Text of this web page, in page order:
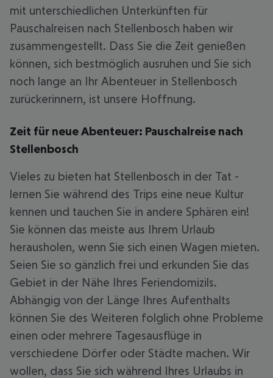
mit unterschiedlichen Unterkünften für
Pauschalreisen nach Stellenbosch haben wir
zusammengestellt. Dass Sie die Zeit genießen
können, sich bestmöglich ausruhen und Sie sich
noch lange an Ihr Abenteuer in Stellenbosch
zurückerinnern, ist unsere Hoffnung.
Zeit für neue Abenteuer: Pauschalreise nach
Stellenbosch
Vieles zu bieten hat Stellenbosch in der Tat -
lernen Sie während des Trips eine neue Kultur
kennen und tauchen Sie in andere Sphären ein!
Sie können das meiste aus Ihrem Urlaub
herausholen, wenn Sie sich einen Wagen mieten.
Seien Sie so gänzlich frei und erkunden Sie das
Gebiet in der Nähe Ihres Feriendomizils.
Abhängig von der Länge Ihres Aufenthalts
können Sie des Weiteren folglich ohne Probleme
einen oder mehrere Tagesausflüge in
verschiedene Dörfer oder Städte machen. Wir
wollen, dass Sie sich während Ihres Urlaubs in